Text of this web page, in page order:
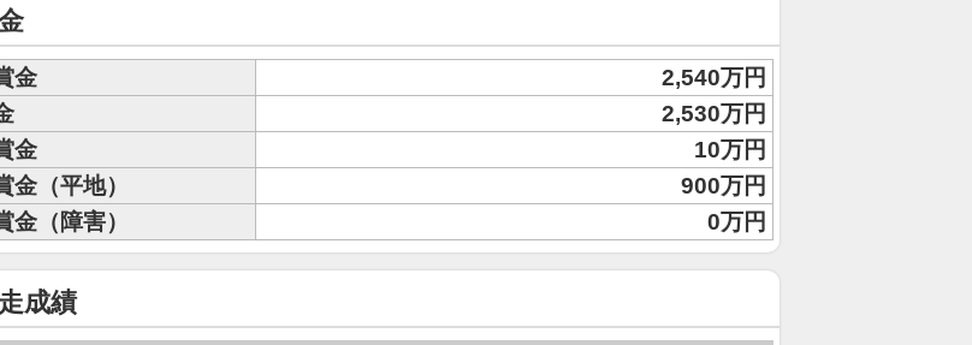
金
2,540万円
2,530万円
金
10万円
金（平地）
900万円
金（障害）
0万円
成績